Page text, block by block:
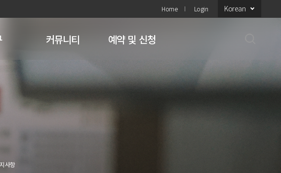
Home Login Korean
커뮤니티 예약 및 신청
사항